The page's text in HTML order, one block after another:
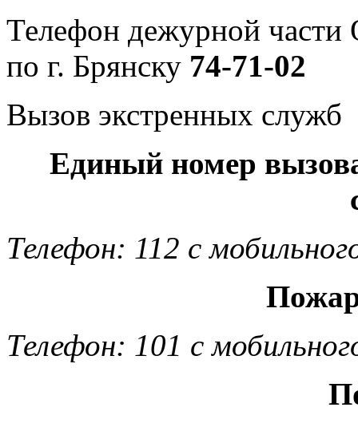
Телефон дежурной
по г. Брянску 74-71-02
Вызов экстренных служб
Единый номер
Телефон: 112 с
Телефон: 101 с